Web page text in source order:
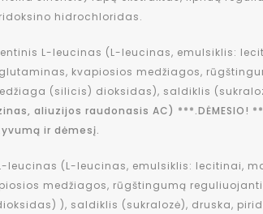
hidrochloridas.
L-leucinas (L-leucinas, emulsiklis:
glutaminas, kvapiosios medžiagos,
(silicis) dioksidas), saldiklis
aliuzijos raudonasis AC) ***.DĖMESIO!
ir dėmesį.
leucinas (L-leucinas, emulsiklis: lecitinai,
medžiagos, rūgštingumą
), saldiklis (sukralozė), druska,